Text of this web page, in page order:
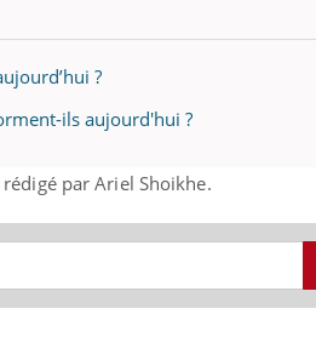
?
ils aujourd'hui ?
par Ariel Shoikhe.